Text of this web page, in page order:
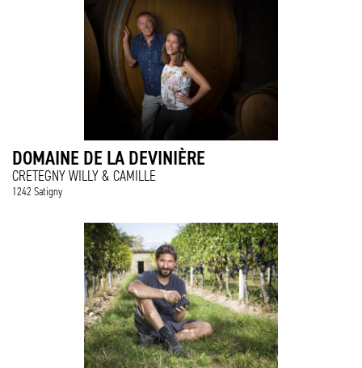
DOMAINE DE LA DEVINIÈRE
CRETEGNY WILLY & CAMILLE
1242 Satigny